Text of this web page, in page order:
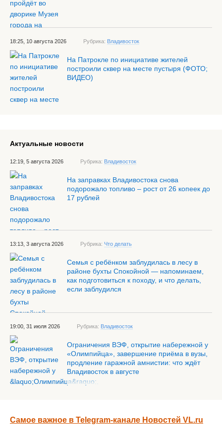
18:25, 10 августа 2026 Рубрика: Владивосток
На Патрокле по инициативе жителей
построили сквер на месте пустыря (ФОТО;
ВИДЕО)
Актуальные новости
12:19, 5 августа 2026 Рубрика: Владивосток
На заправках Владивостока снова
подорожало топливо – рост от 26 копеек до
17 рублей
13:13, 3 августа 2026 Рубрика: Что делать
Семья с ребёнком заблудилась в лесу в
районе бухты Спокойной — напоминаем,
как подготовиться к походу, и что делать,
если заблудился
19:00, 31 июля 2026 Рубрика: Владивосток
Ограничения ВЭФ, открытие набережной у
«Олимпийца», завершение приёма в вузы,
продление гаражной амнистии: что ждёт
Владивосток в августе
Самое важное в Telegram-канале Новостей VL.ru